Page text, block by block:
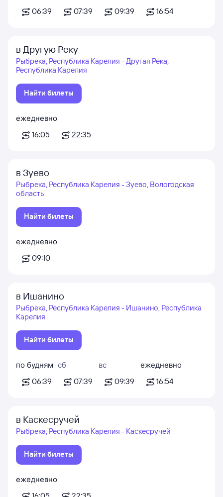
06:39
07:39
09:39
16:54
в Другую Реку
Рыбрека, Республика Карелия - Другая Река,
Республика Карелия
Найти билеты
ежедневно
16:05
22:35
в Зуево
Рыбрека, Республика Карелия - Зуево, Вологодская
область
Найти билеты
ежедневно
09:10
в Ишанино
Рыбрека, Республика Карелия - Ишанино, Республика
Карелия
Найти билеты
по будням
06:39
сб
07:39
вс
09:39
ежедневно
16:54
в Каскесручей
Рыбрека, Республика Карелия - Каскесручей
Найти билеты
ежедневно